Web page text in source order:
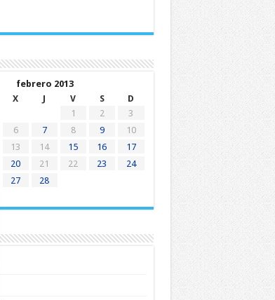
febrero 2013
X J V S
D
1
2
3
6 7 8 9
10
13 14 15 16
17
20 21 22 23
24
27
28